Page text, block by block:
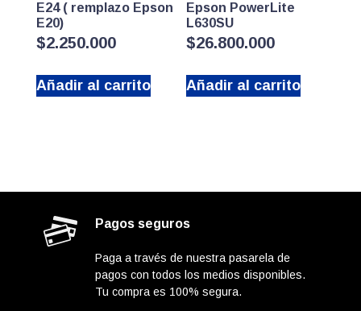
E24 ( remplazo Epson
E20)
$2.250.000
Añadir al carrito
Epson PowerLite
L630SU
$26.800.000
Añadir al carrito
Pagos seguros
Paga a través de nuestra pasarela de
pagos con todos los medios disponibles.
Tu compra es 100% segura.